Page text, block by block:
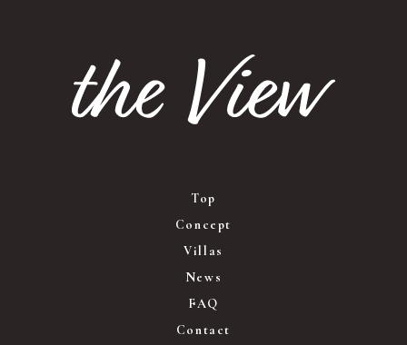
Top
Concept
Villas
News
FAQ
Contact